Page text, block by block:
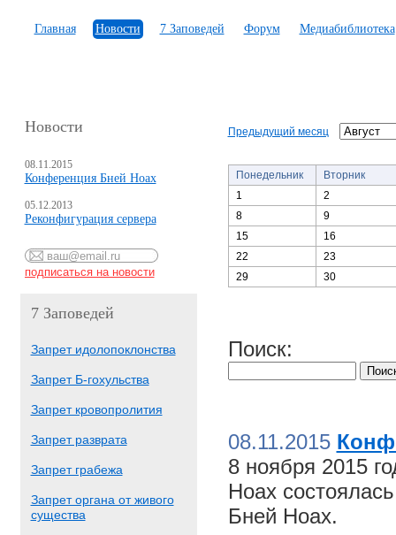
Главная Новости 7 Заповедей Форум Медиабиблиотека
Новости
08.11.2015
Конференция Бней Ноах
05.12.2013
Реконфигурация сервера
7 Заповедей
Запрет идолопоклонства
Запрет Б-гохульства
Запрет кровопролития
Запрет разврата
Запрет грабежа
Запрет органа от живого
существа
Предыдущий месяц
Понедельник
Вторник
1
2
8
9
15
16
22
23
29
30
Поиск:
08.11.2015
8 ноября 2015
Ноах
Бней Ноах.